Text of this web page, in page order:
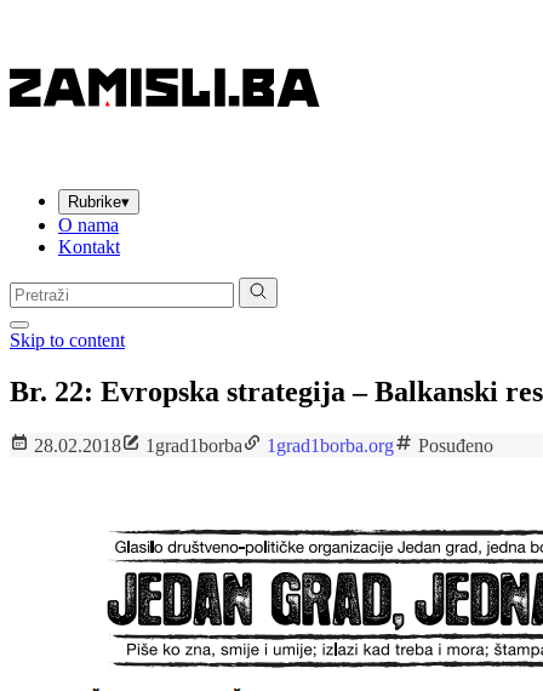
Rubrike▾
O nama
Kontakt
Pretraga:
Skip to content
Br. 22: Evropska strategija – Balkanski
28.02.2018 1grad1borba 1grad1borba.org Posuđeno